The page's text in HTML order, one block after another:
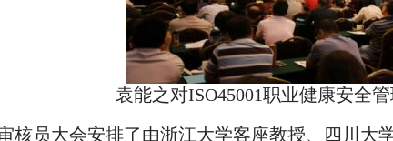
袁能之对ISO45001职业健康安全
核员大会安排了由浙江大学客座教授、四川大